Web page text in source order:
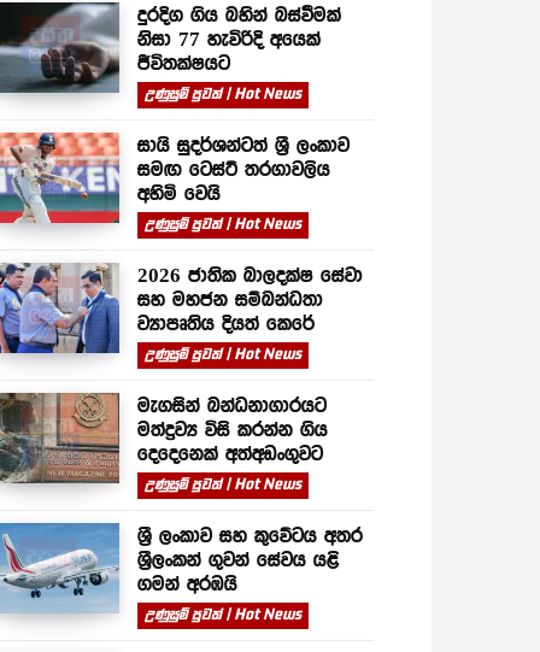
දුරදිග ගිය බහින් බස්වීමක්
නිසා 77 හැවිරිදි අයෙක්
ජීවිතක්ෂයට
උණුසුම් පුවත් | Hot News
සායි සුදර්ශන්ටත් ශ්‍රී ලංකාව
සමඟ ටෙස්ට් තරගාවලිය
අහිමි වෙයි
උණුසුම් පුවත් | Hot News
2026 ජාතික බාලදක්ෂ සේවා
සහ මහජන සම්බන්ධතා
ව්‍යාපෘතිය දියත් කෙරේ
උණුසුම් පුවත් | Hot News
මැගසින් බන්ධනාගාරයට
මත්ද්‍රව්‍ය විසි කරන්න ගිය
දෙදෙනෙක් අත්අඩංගුවට
උණුසුම් පුවත් | Hot News
ශ්‍රී ලංකාව සහ කුවේටය අතර
ශ්‍රීලංකන් ගුවන් සේවය යළි
ගමන් අරඹයි
උණුසුම් පුවත් | Hot News